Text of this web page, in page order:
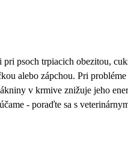
psoch trpiacich obezitou,
alebo zápchou. Pri
v krmive znižuje jeho
- poraďte sa s